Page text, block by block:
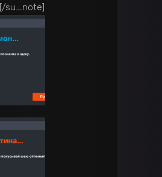
[/su_note]